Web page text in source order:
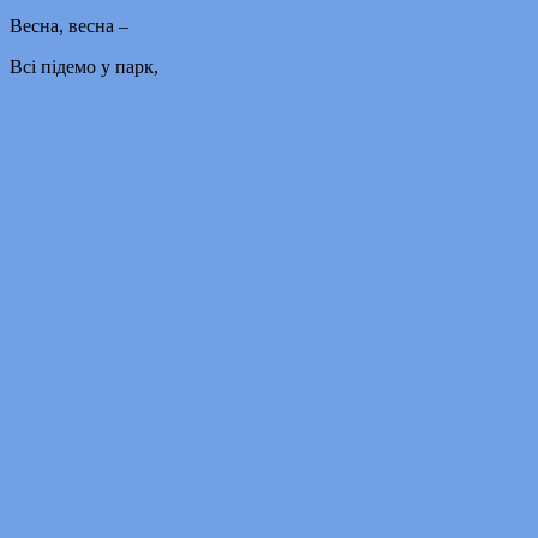
Весна, весна –
Всі підемо у парк,